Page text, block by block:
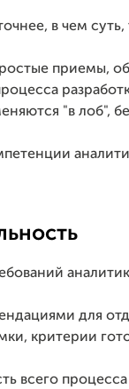
в чем
приемы,
"в лоб",
для
критерии
всего процесса